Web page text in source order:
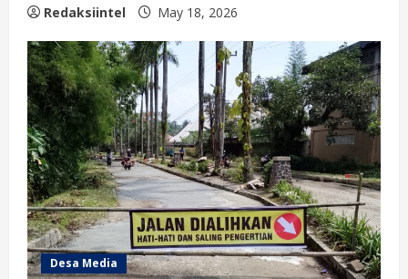
Redaksiintel May 18, 2026
Desa Media